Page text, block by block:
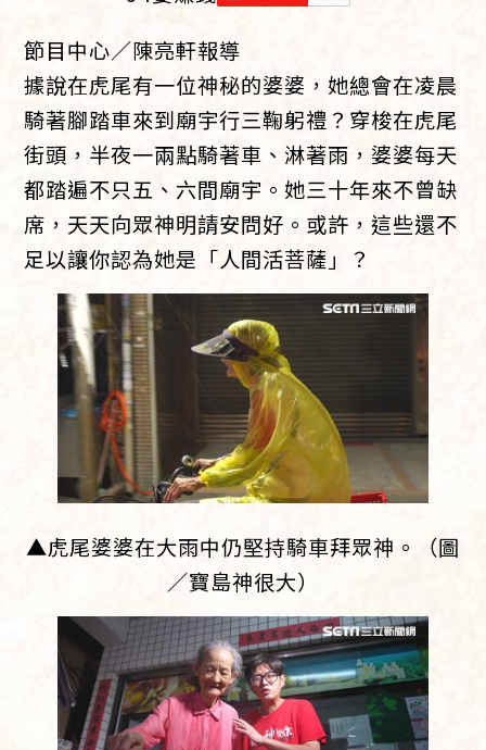
節目中心／陳亮軒報導
據說在虎尾有一位神秘的婆婆，她總會在凌晨
騎著腳踏車來到廟宇行三鞠躬禮？穿梭在虎尾
街頭，半夜一兩點騎著車、淋著雨，婆婆每天
都踏遍不只五、六間廟宇。她三十年來不曾缺
席，天天向眾神明請安問好。或許，這些還不
足以讓你認為她是「人間活菩薩」？
▲虎尾婆婆在大雨中仍堅持騎車拜眾神。（圖
／寶島神很大）